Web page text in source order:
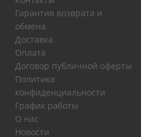
Гарантия возврата и
обмена
Доставка
Оплата
Договор публичной оферты
Политика
конфиденциальности
График работы
О нас
Новости